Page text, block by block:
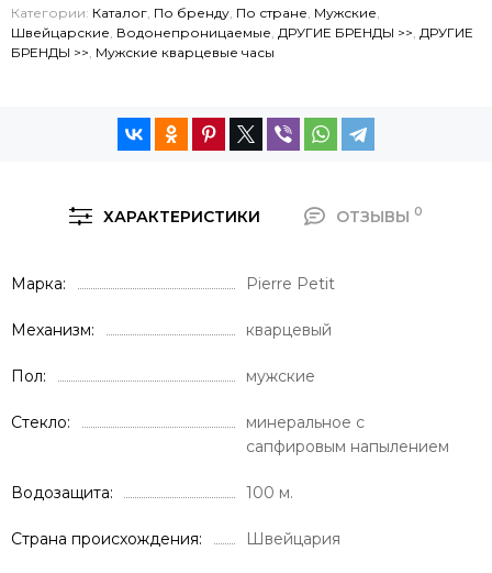
Категории: Каталог По бренду По стране Мужские
Швейцарские Водонепроницаемые ДРУГИЕ БРЕНДЫ >> ДРУГИЕ
БРЕНДЫ >> Мужские кварцевые часы
ХАРАКТЕРИСТИКИ ОТЗЫВЫ 0
Марка Pierre Petit
Механизм кварцевый
Пол мужские
Стекло
минеральное с
сапфировым напылением
Водозащита 100 м.
Страна происхождения Швейцария